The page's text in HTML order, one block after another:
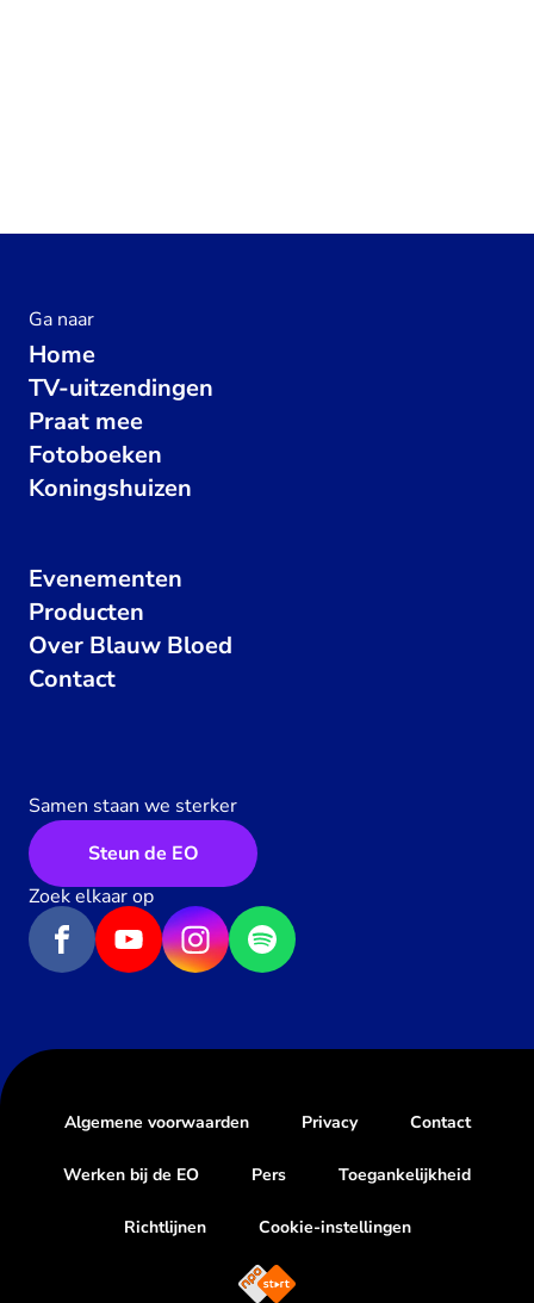
Ga naar
Home
TV-uitzendingen
Praat mee
Fotoboeken
Koningshuizen
Evenementen
Producten
Over Blauw Bloed
Contact
Samen staan we sterker
Steun de EO
Zoek elkaar op
Algemene voorwaarden Privacy Contact
Werken bij de EO Pers Toegankelijkheid
Richtlijnen Cookie-instellingen